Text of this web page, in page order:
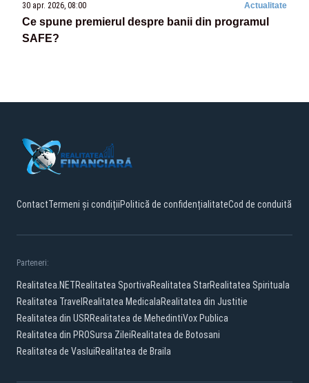
30 apr. 2026, 08:00 Actualitate
Ce spune premierul despre banii din programul
SAFE?
ContactTermeni și condițiiPolitică de confidențialitateCod de conduită
Parteneri:
Realitatea.NETRealitatea SportivaRealitatea StarRealitatea Spirituala
Realitatea Travel Realitatea MedicalaRealitatea din Justitie
Realitatea din USRRealitatea de MehedintiVox Publica
Realitatea din PROSursa ZileiRealitatea de Botosani
Realitatea de VasluiRealitatea de Braila